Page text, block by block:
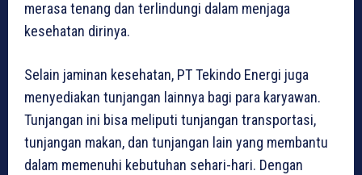
merasa tenang dan terlindungi dalam menjaga
kesehatan dirinya.
Selain jaminan kesehatan, PT Tekindo Energi juga
menyediakan tunjangan lainnya bagi para karyawan.
Tunjangan ini bisa meliputi tunjangan transportasi,
tunjangan makan, dan tunjangan lain yang membantu
dalam memenuhi kebutuhan sehari-hari. Dengan